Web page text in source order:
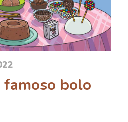
famoso bolo